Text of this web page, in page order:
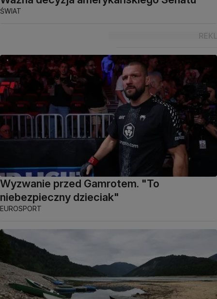
ŚWIAT
Wyzwanie przed Gamrotem. "To
niebezpieczny dzieciak"
EUROSPORT